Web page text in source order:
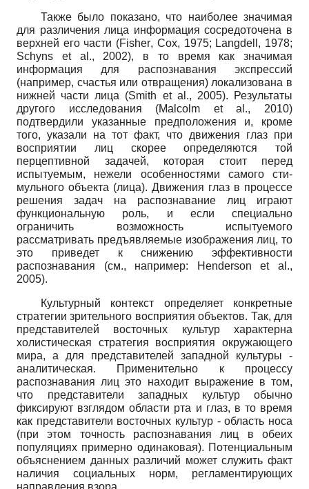
Также было показано, что наиболее значимая
для различения лица информация сосредоточена в
верхней его части (Fisher, Cox, 1975; Langdell , 1978;
Schyns
et al .,2002), в то время как значимая
информация для распознавания экспрессий
(например, счастья или отвращения) локализована в
нижней части лица (Smith et al ., 2005). Результаты
другого исследования (Malcolm et al .,2010)
подтвердили указанные предположения и, кроме
того, указали на тот факт, что движения глаз при
восприятии лиц скорее определяются той
перцептивной задачей, которая стоит перед
испытуемым, нежели особенностями самого сти­
мульного объекта (лица). Движения глаз в процессе
решения задач на распознавание лиц играют
функциональную роль, и если специально
ограничить возможность испытуемого
рассматривать предъявляемые изображения лиц, то
это приведет к снижению эффективности
распознавания (см., например:
Henderson et al .,
2005).
Культурный контекст определяет конкретные
стратегии зрительного восприятия объектов. Так, для
представителей восточных культур характерна
холистическая стратегия восприятия окружающего
мира, а для представителей западной культуры -
аналитическая. Применительно к процессу
распознавания лиц это находит выражение в том,
что представители западных культур обычно
фиксируют взглядом области рта и глаз, в то время
как представители восточных культур - область носа
(при этом точность распознавания лиц в обеих
популяциях примерно одинаковая). Потенциальным
объяснением данных различий может служить факт
наличия социальных норм, регламентирующих